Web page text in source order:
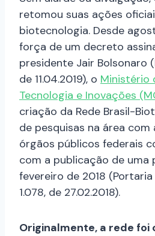
retomou suas ações
biotecnologia. Desde
força de um decreto
presidente Jair Bolsonaro
de 11.04.2019), o Ministério
Tecnologia e Inovações
criação da Rede Brasil-
de pesquisas na área com
órgãos públicos federais
com a publicação de uma
fevereiro de 2018 (Portaria
1.078, de 27.02.2018).
Originalmente, a rede foi